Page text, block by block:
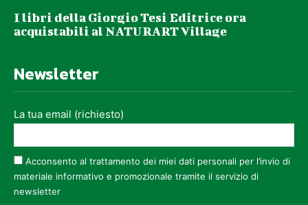
I libri della Giorgio Tesi Editrice ora
acquistabili al NATURART Village
Newsletter
La tua email (richiesto)
Acconsento al trattamento dei miei dati personali per l’invio di
materiale informativo e promozionale tramite il servizio di
newsletter